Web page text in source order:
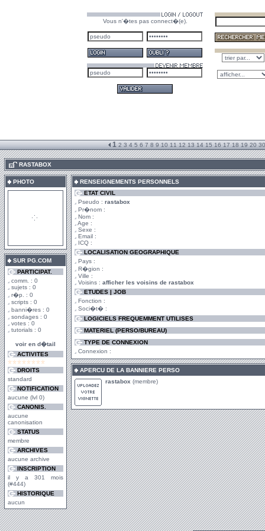
Vous n'�tes pas connect�(e).
1 2 3 4 5 6 7 8 9 10 11 12 13 14 15 16 17 18 19 20 30
RASTABOX
PHOTO
SUR PG.COM
PARTICIPAT.
comm. : 0
sujets : 0
r�p. : 0
scripts : 0
banni�res : 0
sondages : 0
votes : 0
tutorials : 0
voir en d�tail
ACTIVITES
DROITS
standard
NOTIFICATION
aucune (lvl 0)
CANONIS.
aucune
canonisation
STATUS
membre
ARCHIVES
aucune archive
INSCRIPTION
il y a 301 mois
(#444)
HISTORIQUE
aucun
RENSEIGNEMENTS PERSONNELS
ETAT CIVIL
Pseudo : rastabox
Pr�nom :
Nom :
Age :
Sexe :
Email :
ICQ :
LOCALISATION GEOGRAPHIQUE
Pays :
R�gion :
Ville :
Voisins : afficher les voisins de rastabox
ETUDES | JOB
Fonction :
Soci�t� :
LOGICIELS FREQUEMMENT UTILISES
MATERIEL (PERSO/BUREAU)
TYPE DE CONNEXION
Connexion :
APERCU DE LA BANNIERE PERSO
rastabox (membre)